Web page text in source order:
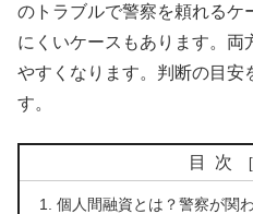
のトラブルで警察を頼れるケ
にくいケースもあります。
やすくなります。判断の目安
す。
目次
個人間融資とは？警察が関